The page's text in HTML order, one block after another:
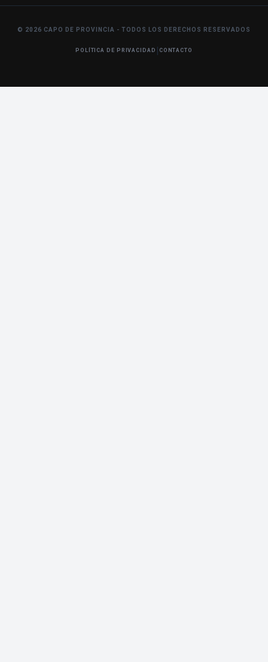
© 2026 CAPO DE PROVINCIA - TODOS LOS DERECHOS RESERVADOS
POLÍTICA DE PRIVACIDAD | CONTACTO